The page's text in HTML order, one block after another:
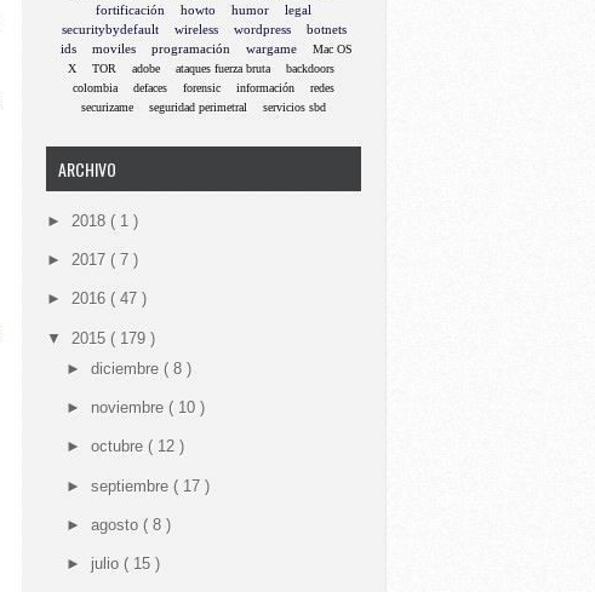
fortificación
howto humor
legal
securitybydefault
wireless wordpress
botnets
ids
moviles programación wargame
Mac OS
X
TOR adobe ataques fuerza bruta
backdoors
colombia
defaces forensic información
redes
securizame
seguridad perimetral servicios sbd
ARCHIVO
► 2018 ( 1 )
► 2017 ( 7 )
► 2016 ( 47 )
▼ 2015 ( 179 )
► diciembre ( 8 )
► noviembre ( 10 )
► octubre ( 12 )
► septiembre ( 17 )
► agosto ( 8 )
► julio ( 15 )